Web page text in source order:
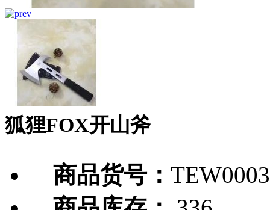
狐狸FOX开山斧
商品货号：